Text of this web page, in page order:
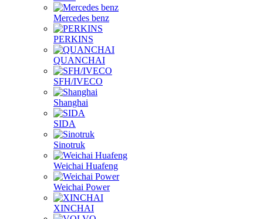
Mercedes benz
PERKINS
QUANCHAI
SFH/IVECO
Shanghai
SIDA
Sinotruk
Weichai Huafeng
Weichai Power
XINCHAI